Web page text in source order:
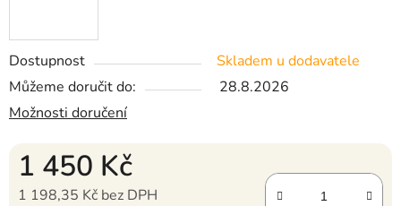
Dostupnost
Skladem u dodavatele
Můžeme doručit do:
28.8.2026
Možnosti doručení
1 450 Kč
1 198,35 Kč bez DPH